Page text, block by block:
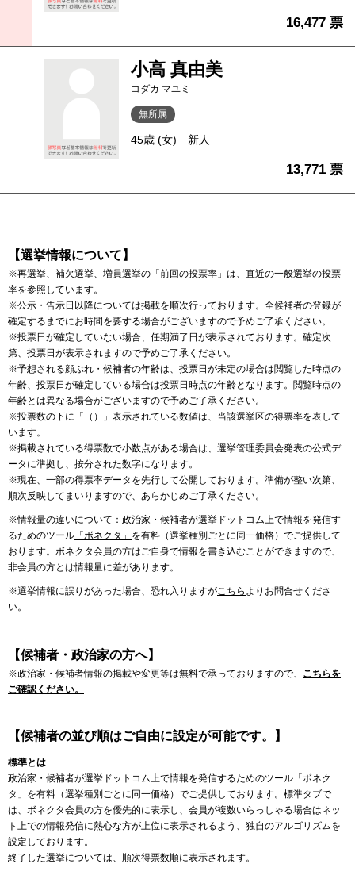
16,477 票
小高 真由美
コダカ マユミ
無所属
45歳 (女) 新人
13,771 票
【選挙情報について】
※再選挙、補欠選挙、増員選挙の「前回の投票率」は、直近の一般選挙の投票
率を参照しています。
※公示・告示日以降については掲載を順次行っております。全候補者の登録が
確定するまでにお時間を要する場合がございますので予めご了承ください。
※投票日が確定していない場合、任期満了日が表示されております。確定次
第、投票日が表示されますので予めご了承ください。
※予想される顔ぶれ・候補者の年齢は、投票日が未定の場合は閲覧した時点の
年齢、投票日が確定している場合は投票日時点の年齢となります。閲覧時点の
年齢とは異なる場合がございますので予めご了承ください。
※投票数の下に「（）」表示されている数値は、当該選挙区の得票率を表して
います。
※掲載されている得票数で小数点がある場合は、選挙管理委員会発表の公式デ
ータに準拠し、按分された数字になります。
※現在、一部の得票率データを先行して公開しております。準備が整い次第、
順次反映してまいりますので、あらかじめご了承ください。
※情報量の違いについて：政治家・候補者が選挙ドットコム上で情報を発信す
るためのツール 「ボネクタ」 を有料（選挙種別ごとに同一価格）でご提供して
おります。ボネクタ会員の方はご自身で情報を書き込むことができますので、
非会員の方とは情報量に差があります。
※選挙情報に誤りがあった場合、恐れ入りますがこちら よりお問合せくださ
い。
【候補者・政治家の方へ】
※政治家・候補者情報の掲載や変更等は無料で承っておりますので、 こちらを
ご確認ください。
【候補者の並び順はご自由に設定が可能です。】
標準とは
政治家・候補者が選挙ドットコム上で情報を発信するためのツール「ボネク
タ」を有料（選挙種別ごとに同一価格）でご提供しております。標準タブで
は、ボネクタ会員の方を優先的に表示し、会員が複数いらっしゃる場合はネッ
ト上での情報発信に熱心な方が上位に表示されるよう、独自のアルゴリズムを
設定しております。
終了した選挙については、順次得票数順に表示されます。